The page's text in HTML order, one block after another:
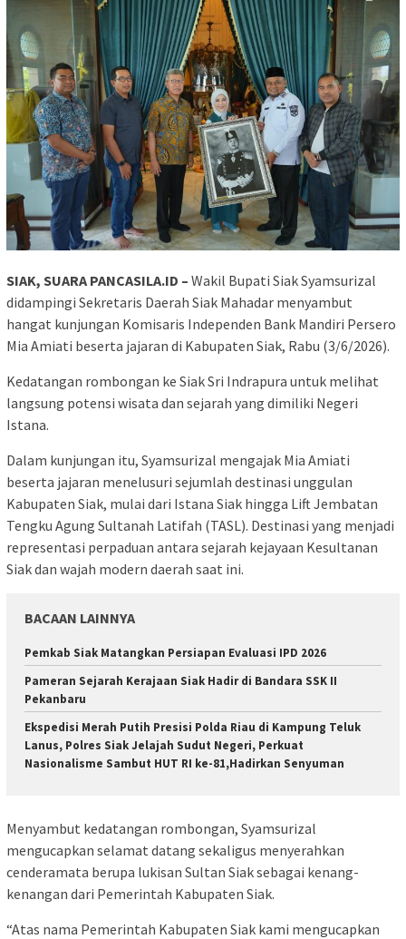
SIAK, SUARA PANCASILA.ID – Wakil Bupati Siak Syamsurizal
didampingi Sekretaris Daerah Siak Mahadar menyambut
hangat kunjungan Komisaris Independen Bank Mandiri Persero
Mia Amiati beserta jajaran di Kabupaten Siak, Rabu (3/6/2026).
Kedatangan rombongan ke Siak Sri Indrapura untuk melihat
langsung potensi wisata dan sejarah yang dimiliki Negeri
Istana.
Dalam kunjungan itu, Syamsurizal mengajak Mia Amiati
beserta jajaran menelusuri sejumlah destinasi unggulan
Kabupaten Siak, mulai dari Istana Siak hingga Lift Jembatan
Tengku Agung Sultanah Latifah (TASL). Destinasi yang menjadi
representasi perpaduan antara sejarah kejayaan Kesultanan
Siak dan wajah modern daerah saat ini.
BACAAN LAINNYA
Pemkab Siak Matangkan Persiapan Evaluasi IPD 2026
Pameran Sejarah Kerajaan Siak Hadir di Bandara SSK II
Pekanbaru
Ekspedisi Merah Putih Presisi Polda Riau di Kampung Teluk
Lanus, Polres Siak Jelajah Sudut Negeri, Perkuat
Nasionalisme Sambut HUT RI ke-81,Hadirkan Senyuman
Menyambut kedatangan rombongan, Syamsurizal
mengucapkan selamat datang sekaligus menyerahkan
cenderamata berupa lukisan Sultan Siak sebagai kenang-
kenangan dari Pemerintah Kabupaten Siak.
“Atas nama Pemerintah Kabupaten Siak kami mengucapkan